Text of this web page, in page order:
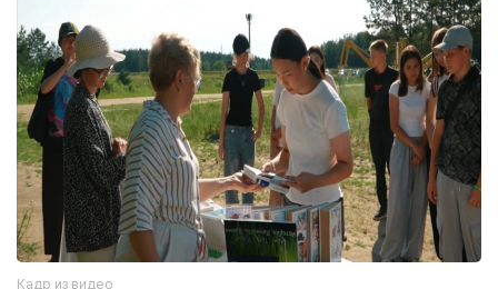
Кадр из видео